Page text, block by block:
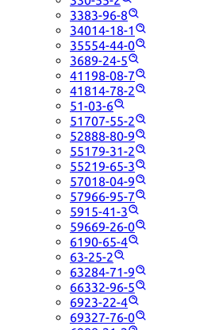
3383-96-8
34014-18-1
35554-44-0
3689-24-5
41198-08-7
41814-78-2
51-03-6
51707-55-2
52888-80-9
55179-31-2
55219-65-3
57018-04-9
57966-95-7
5915-41-3
59669-26-0
6190-65-4
63-25-2
63284-71-9
66332-96-5
6923-22-4
69327-76-0